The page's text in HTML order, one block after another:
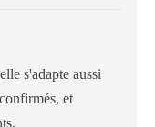
s'adapte aussi
et